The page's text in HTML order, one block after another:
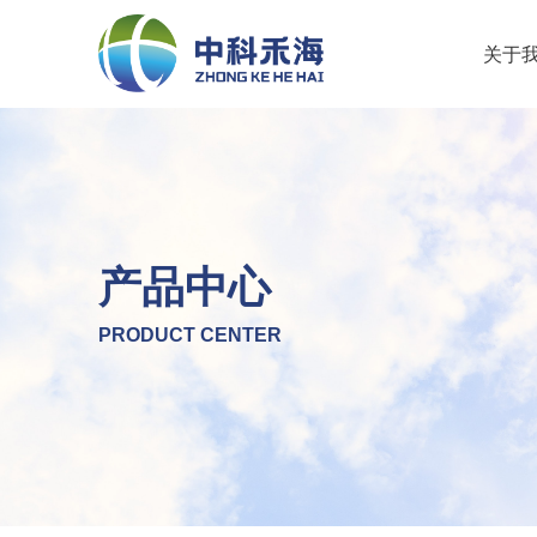
关于
产品中心
PRODUCT CENTER